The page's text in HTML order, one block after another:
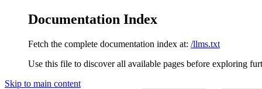
Documentation Index
Fetch the complete documentation index at: /llms.txt
Use this file to discover all available pages before exploring
Skip to main content